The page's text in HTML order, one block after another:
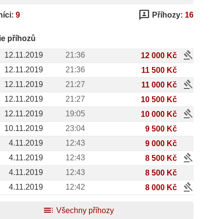
9 3p Příhozy: 16
příhozů
12.11.2019
21:36 12 000 Kč gavel
12.11.2019 21:36
11 500 Kč
12.11.2019
21:27 11 000 Kč gavel
12.11.2019 21:27
10 500 Kč
12.11.2019
19:05 10 000 Kč gavel
10.11.2019 23:04
9 500 Kč
4.11.2019
12:43
9 000 Kč
4.11.2019
12:43 8 500 Kč gavel
4.11.2019 12:43
8 500 Kč
4.11.2019
12:42 8 000 Kč
gavel
toc Všechny příhozy